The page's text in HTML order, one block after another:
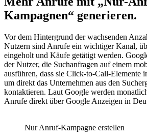
Kampagnen“ generieren.
Vor dem Hintergrund der wachsenden
Nutzern sind Anrufe ein wichtiger Kanal,
eingeholt und Käufe getätigt werden.
der Nutzer, die Suchanfragen auf einem
ausführen, dass sie Click-to-Call-Elemente
um direkt das Unternehmen aus den
kontaktieren. Laut Google werden
Anrufe direkt über Google Anzeigen in
Nur Anruf-Kampagne erstellen